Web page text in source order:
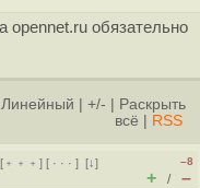
opennet.ru обязательно
Линейный +/-
Раскрыть
всё
RSS
﹢﹢﹢] [ · · ·][↓]
–8
+ / –